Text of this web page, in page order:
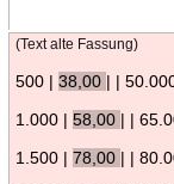
(Text alte Fassung)
500 | 38,00 | |
1.000 | 58,00 | |
1.500 | 78,00 | |